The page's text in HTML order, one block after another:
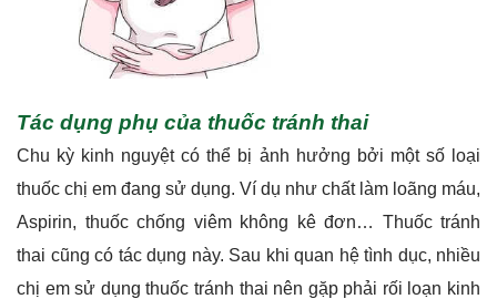
Tác dụng phụ của thuốc tránh thai
Chu kỳ kinh nguyệt có thể bị ảnh hưởng bởi một số loại
thuốc chị em đang sử dụng. Ví dụ như chất làm loãng máu,
Aspirin, thuốc chống viêm không kê đơn… Thuốc tránh
thai cũng có tác dụng này. Sau khi quan hệ tình dục, nhiều
chị em sử dụng thuốc tránh thai nên gặp phải rối loạn kinh